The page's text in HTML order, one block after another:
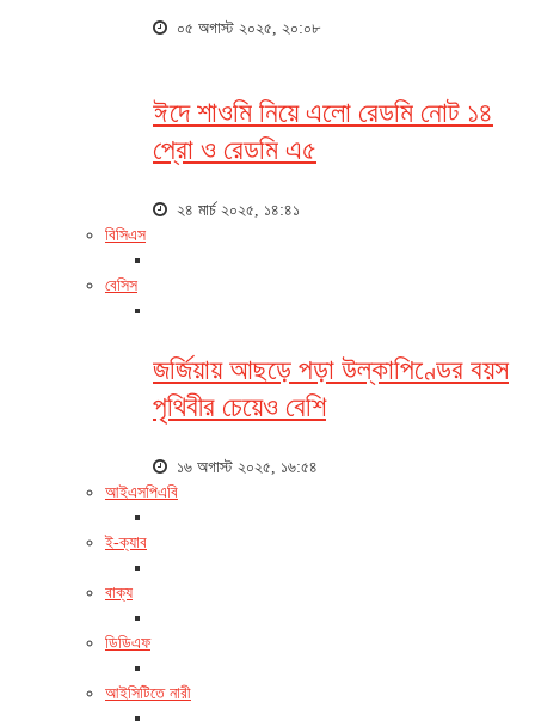
০৫ অগাস্ট ২০২৫, ২০:০৮
ঈদে শাওমি নিয়ে এলো রেডমি নোট ১৪
প্রো ও রেডমি এ৫
২৪ মার্চ ২০২৫, ১৪:৪১
বিসিএস
বেসিস
জর্জিয়ায় আছড়ে পড়া উল্কাপিণ্ডের বয়স
পৃথিবীর চেয়েও বেশি
১৬ অগাস্ট ২০২৫, ১৬:৫৪
আইএসপিএবি
ই-ক্যাব
বাক্য
ডিডিএফ
আইসিটিতে নারী